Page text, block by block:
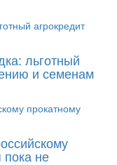
льготный
и семенам
пока не